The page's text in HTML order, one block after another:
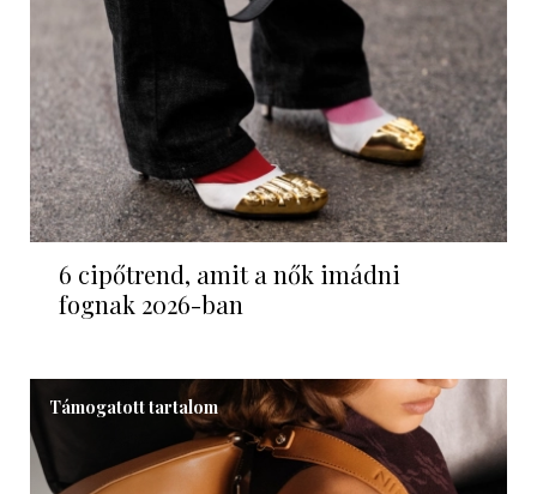
6 cipőtrend, amit a nők imádni
fognak 2026-ban
Támogatott tartalom